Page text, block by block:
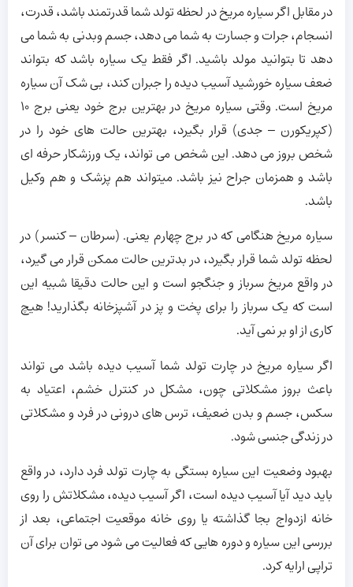
در مقابل اگر سیاره مریخ در لحظه تولد شما قدرتمند باشد، قدرت،
انسجام، جرات و جسارت به شما می دهد، جسم وبدنی به شما می
دهد تا بتوانید مولد باشید. اگر فقط یک سیاره باشد که بتواند
ضعف سیاره خورشید آسیب دیده را جبران کند، بی شک آن سیاره
مریخ است. وقتی سیاره مریخ در بهترین برج خود یعنی برج ۱۰
(کپریکورن – جدی) قرار بگیرد، بهترین حالت های خود را در
شخص بروز می دهد. این شخص می تواند، یک ورزشکار حرفه ای
باشد و همزمان جراح نیز باشد. میتواند هم پزشک و هم وکیل
باشد.
سیاره مریخ هنگامی که در برج چهارم یعنی. (سرطان – کنسر) در
لحظه تولد شما قرار بگیرد، در بدترین حالت ممکن قرار می گیرد،
در واقع مریخ سرباز و جنگجو است و این حالت دقیقا شبیه این
است که یک سرباز را برای پخت و پز در آشپزخانه بگذارید! هیچ
کاری از او بر نمی آید.
اگر سیاره مریخ در چارت تولد شما آسیب دیده باشد می تواند
باعث بروز مشکلاتی چون، مشکل در کنترل خشم، اعتیاد به
سکس، جسم و بدن ضعیف، ترس های درونی در فرد و مشکلاتی
در زندگی جنسی شود.
بهبود وضعیت این سیاره بستگی به چارت تولد فرد دارد، در واقع
باید دید آیا آسیب دیده است، اگر آسیب دیده، مشکلاتش را روی
خانه ازدواج بجا گذاشته یا روی خانه موقعیت اجتماعی، بعد از
بررسی این سیاره و دوره هایی که فعالیت می شود می توان برای آن
تراپی ارایه کرد.